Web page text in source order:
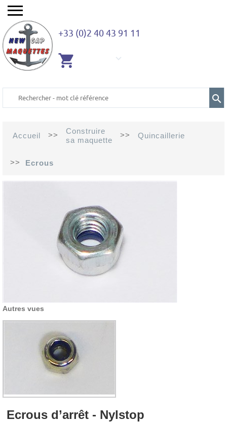
+33 (0)2 40 43 91 11
Accueil >>
Construire
sa maquette
>> Quincaillerie
>> Ecrous
Autres vues
Ecrous d’arrêt - Nylstop